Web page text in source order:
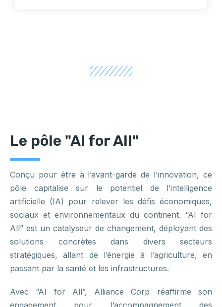
Le pôle "AI for All"
Conçu pour être à l’avant-garde de l’innovation, ce
pôle capitalise sur le potentiel de l’intelligence
artificielle (IA) pour relever les défis économiques,
sociaux et environnementaux du continent. “AI for
All” est un catalyseur de changement, déployant des
solutions concrètes dans divers secteurs
stratégiques, allant de l’énergie à l’agriculture, en
passant par la santé et les infrastructures.
Avec “AI for All”, Alliance Corp réaffirme son
engagement pour l’accompagnement des